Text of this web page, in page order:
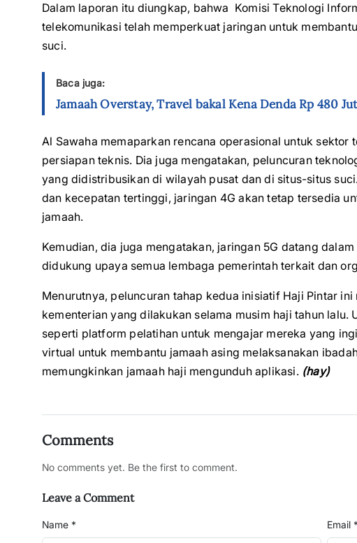
Dalam laporan itu diungkap, bahwa Komisi Teknologi
telekomunikasi telah memperkuat jaringan untuk
suci.
Baca juga:
Jamaah Overstay, Travel bakal Kena Denda Rp 480
Al Sawaha memaparkan rencana operasional untuk
persiapan teknis. Dia juga mengatakan, peluncuran
yang didistribusikan di wilayah pusat dan di situs-situs
dan kecepatan tertinggi, jaringan 4G akan tetap tersedia
jamaah.
Kemudian, dia juga mengatakan, jaringan 5G datang
didukung upaya semua lembaga pemerintah terkait dan
Menurutnya, peluncuran tahap kedua inisiatif Haji Pintar
kementerian yang dilakukan selama musim haji tahun
seperti platform pelatihan untuk mengajar mereka yang
virtual untuk membantu jamaah asing melaksanakan
memungkinkan jamaah haji mengunduh aplikasi. (hay)
Comments
No comments yet. Be the first to comment.
Leave a Comment
Name * Email *